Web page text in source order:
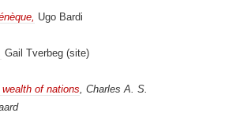
Ugo Bardi
Gail Tverbeg (site)
of nations , Charles A. S.